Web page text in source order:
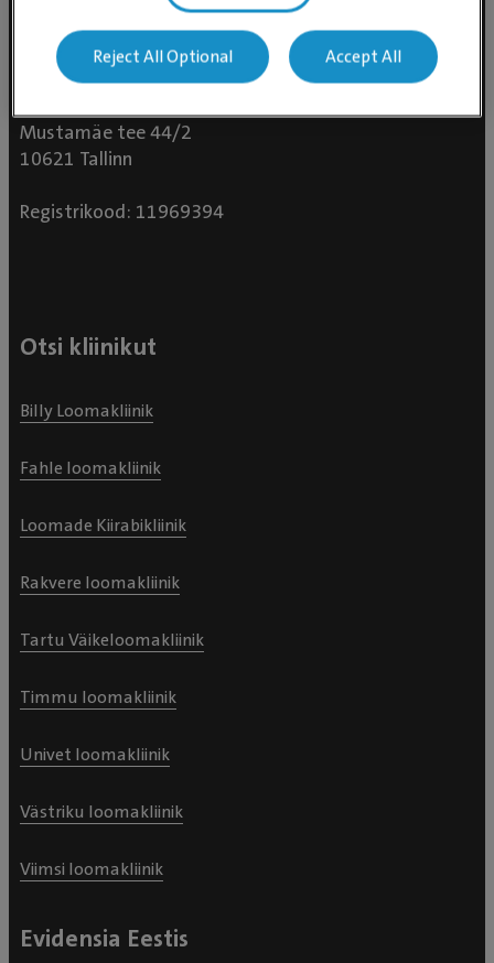
Mustamäe tee 44/2
10621 Tallinn
Registrikood: 11969394
Otsi kliinikut
Billy Loomakliinik
Fahle loomakliinik
Loomade Kiirabikliinik
Rakvere loomakliinik
Tartu Väikeloomakliinik
Timmu loomakliinik
Univet loomakliinik
Västriku loomakliinik
Viimsi loomakliinik
Evidensia Eestis
Reject All Optional Accept All